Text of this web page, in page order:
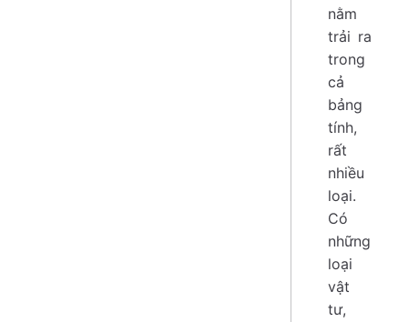
nằm
trải ra
trong
cả
bảng
tính,
rất
nhiều
loại.
Có
những
loại
vật
tư,